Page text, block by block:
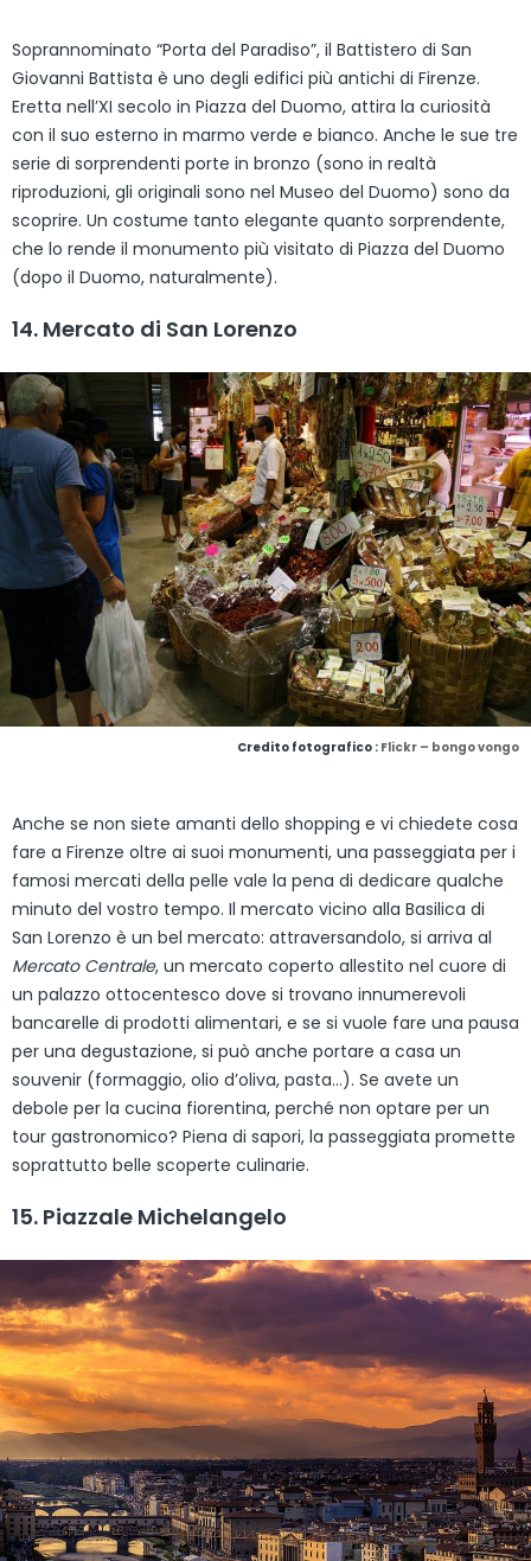
Soprannominato “Porta del Paradiso”, il Battistero di San
Giovanni Battista è uno degli edifici più antichi di Firenze.
Eretta nell’XI secolo in Piazza del Duomo, attira la curiosità
con il suo esterno in marmo verde e bianco. Anche le sue tre
serie di sorprendenti porte in bronzo (sono in realtà
riproduzioni, gli originali sono nel Museo del Duomo) sono da
scoprire. Un costume tanto elegante quanto sorprendente,
che lo rende il monumento più visitato di Piazza del Duomo
(dopo il Duomo, naturalmente).
14. Mercato di San Lorenzo
Credito fotografico : Flickr – bongo vongo
Anche se non siete amanti dello shopping e vi chiedete cosa
fare a Firenze oltre ai suoi monumenti, una passeggiata per i
famosi mercati della pelle vale la pena di dedicare qualche
minuto del vostro tempo. Il mercato vicino alla Basilica di
San Lorenzo è un bel mercato: attraversandolo, si arriva al
Mercato Centrale, un mercato coperto allestito nel cuore di
un palazzo ottocentesco dove si trovano innumerevoli
bancarelle di prodotti alimentari, e se si vuole fare una pausa
per una degustazione, si può anche portare a casa un
souvenir (formaggio, olio d’oliva, pasta…). Se avete un
debole per la cucina fiorentina, perché non optare per un
tour gastronomico? Piena di sapori, la passeggiata promette
soprattutto belle scoperte culinarie.
15. Piazzale Michelangelo